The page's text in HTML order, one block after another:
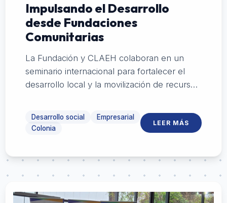
Impulsando el Desarrollo
desde Fundaciones
Comunitarias
La Fundación y CLAEH colaboran en un
seminario internacional para fortalecer el
desarrollo local y la movilización de recursos
Desarrollo social
Empresarial
Colonia
LEER MÁS